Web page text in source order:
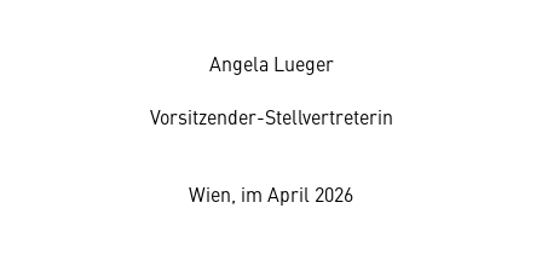
Angela Lueger
Vorsitzender-Stellvertreterin
Wien, im April 2026